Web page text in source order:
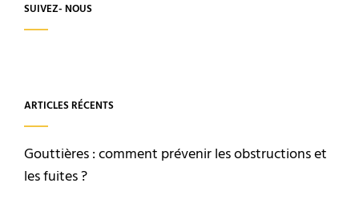
SUIVEZ- NOUS
ARTICLES RÉCENTS
Gouttières : comment prévenir les obstructions et
les fuites ?